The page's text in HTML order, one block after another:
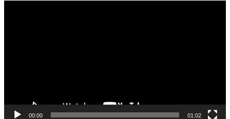
00:00 01:02